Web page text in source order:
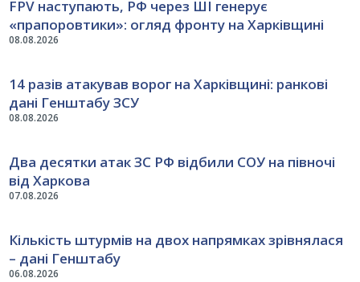
08.08.2026
FPV наступають, РФ через ШІ генерує
«прапоровтики»: огляд фронту на Харківщині
08.08.2026
14 разів атакував ворог на Харківщині: ранкові
дані Генштабу ЗСУ
07.08.2026
Два десятки атак ЗС РФ відбили СОУ на півночі
від Харкова
06.08.2026
Кількість штурмів на двох напрямках зрівнялася
– дані Генштабу